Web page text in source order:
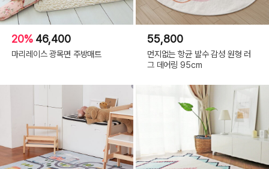
20% 46,400
마리레이스 광목면 주방매트
55,800
먼지없는 항균 발수 감성 원형 러
그 데어링 95cm